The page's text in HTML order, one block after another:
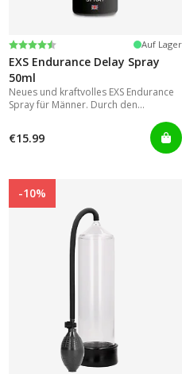
Bewertung:
4.2 von 5 Sternen Auf Lager
EXS Endurance Delay Spray
50ml
Neues und kraftvolles EXS Endurance
Spray für Männer. Durch den
gezielt auftragen, wodurch eine der
großen Schwachstellen von
€15.99
-10%